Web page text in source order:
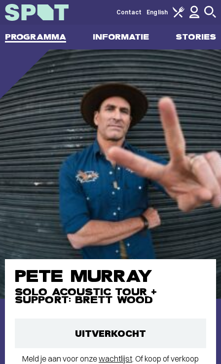
PROGRAMMA INFORMATIE STORIES
Contact English
PETE MURRAY
SOLO ACOUSTIC TOUR +
SUPPORT: BRETT WOOD
UITVERKOCHT
Meld je aan voor onzewachtlijst. Of koop of verkoop